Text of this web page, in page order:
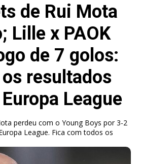
de Rui Mota
Lille x PAOK
de 7 golos:
resultados
League
perdeu com o Young Boys por 3-2
League. Fica com todos os